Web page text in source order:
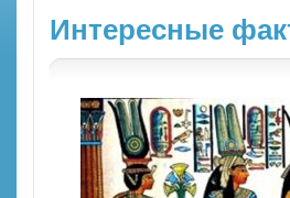
Интересные